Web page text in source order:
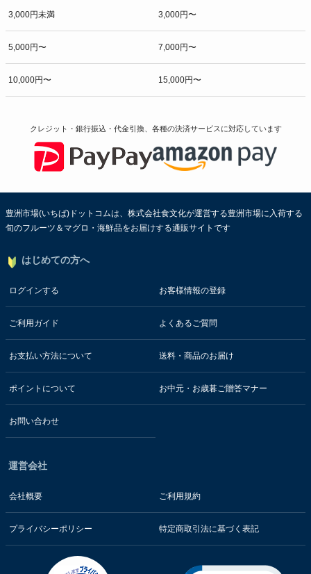
3,000円未満 3,000円〜
5,000円〜 7,000円〜
10,000円〜 15,000円〜
クレジット・銀行振込・代金引換、各種の決済サービスに対応しています
豊洲市場(いちば)ドットコムは、株式会社食文化が運営する豊洲市場に入荷する
旬のフルーツ＆マグロ・海鮮品をお届けする通販サイトです
はじめての方へ
ログインする お客様情報の登録
ご利用ガイド よくあるご質問
お支払い方法について 送料・商品のお届け
ポイントについて お中元・お歳暮ご贈答マナー
お問い合わせ
運営会社
会社概要 ご利用規約
プライバシーポリシー 特定商取引法に基づく表記